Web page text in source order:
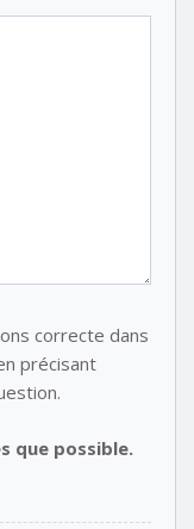
correcte dans
précisant
que possible.